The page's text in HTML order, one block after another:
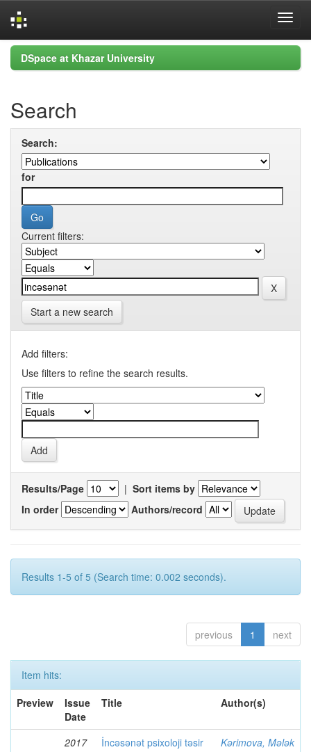
Skip
navigation
DSpace at Khazar University
Search
Search:
for
Current filters:
Start a new search
Add filters:
Use filters to refine the search results.
Results/Page | Sort items by
In order
Authors/record
Results 1-5 of 5 (Search time: 0.002 seconds).
previous 1 next
Item hits:
Preview
Issue
Date
Title Author(s)
2017
İncəsənət psixoloji təsir
Kərimova, Mələk